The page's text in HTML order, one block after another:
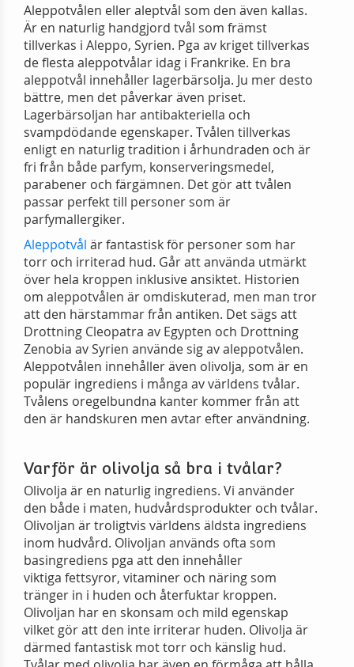
Aleppotvålen eller aleptvål som den även kallas.
Är en naturlig handgjord tvål som främst
tillverkas i Aleppo, Syrien. Pga av kriget tillverkas
de flesta aleppotvålar idag i Frankrike. En bra
aleppotvål innehåller lagerbärsolja. Ju mer desto
bättre, men det påverkar även priset.
Lagerbärsoljan har antibakteriella och
svampdödande egenskaper. Tvålen tillverkas
enligt en naturlig tradition i århundraden och är
fri från både parfym, konserveringsmedel,
parabener och färgämnen. Det gör att tvålen
passar perfekt till personer som är
parfymallergiker.
Aleppotvål är fantastisk för personer som har
torr och irriterad hud. Går att använda utmärkt
över hela kroppen inklusive ansiktet. Historien
om aleppotvålen är omdiskuterad, men man tror
att den härstammar från antiken. Det sägs att
Drottning Cleopatra av Egypten och Drottning
Zenobia av Syrien använde sig av aleppotvålen.
Aleppotvålen innehåller även olivolja, som är en
populär ingrediens i många av världens tvålar.
Tvålens oregelbundna kanter kommer från att
den är handskuren men avtar efter användning.
Varför är olivolja så bra i tvålar?
Olivolja är en naturlig ingrediens. Vi använder
den både i maten, hudvårdsprodukter och tvålar.
Olivoljan är troligtvis världens äldsta ingrediens
inom hudvård. Olivoljan används ofta som
basingrediens pga att den innehåller
viktiga fettsyror, vitaminer och näring som
tränger in i huden och återfuktar kroppen.
Olivoljan har en skonsam och mild egenskap
vilket gör att den inte irriterar huden. Olivolja är
därmed fantastisk mot torr och känslig hud.